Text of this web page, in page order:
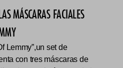
MÁSCARAS FACIALES
Lemmy”,un set de
con tres máscaras de